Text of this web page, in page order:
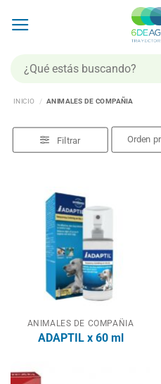
Buscar
por:
INICIO / ANIMALES DE COMPAÑIA
Filtrar
ANIMALES DE COMPAÑIA
ADAPTIL x 60 ml